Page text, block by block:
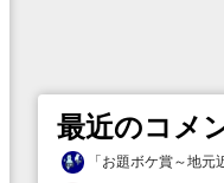
最近のコメ
「お題ボケ賞～地元